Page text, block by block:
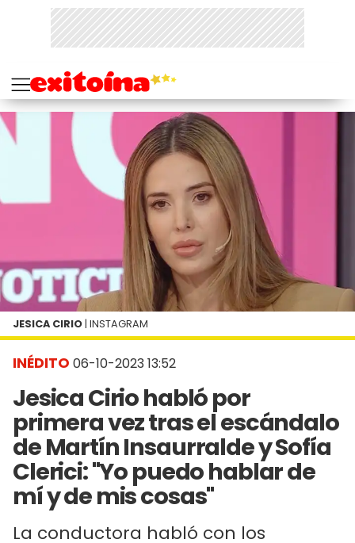
INÉDITO 06-10-2023 13:52
Jesica Cirio habló por
primera vez tras el escándalo
de Martín Insaurralde y Sofía
Clerici: "Yo puedo hablar de
mí y de mis cosas"
La conductora habló con los
JESICA CIRIO | INSTAGRAM